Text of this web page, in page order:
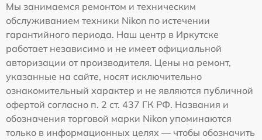
Мы занимаемся ремонтом и техническим
обслуживанием техники Nikon по истечении
гарантийного периода. Наш центр в Иркутске
работает независимо и не имеет официальной
авторизации от производителя. Цены на ремонт,
указанные на сайте, носят исключительно
ознакомительный характер и не являются публичной
офертой согласно п. 2 ст. 437 ГК РФ. Названия и
обозначения торговой марки Nikon упоминаются
только в информационных целях — чтобы обозначить